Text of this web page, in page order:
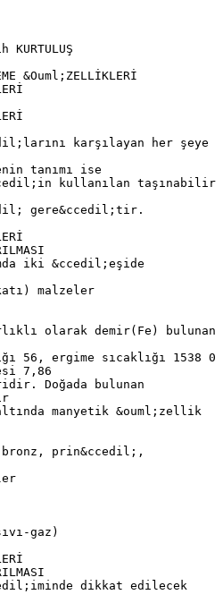
&Ouml;ZELLİKLERİ
karşılayan her şeye
tanımı ise
kullanılan taşınabilir
gere&ccedil;tir.
iki &ccedil;eşide
malzeler
olarak demir(Fe) bulunan
56, ergime sıcaklığı 1538 0
7,86
Doğada bulunan
manyetik &ouml;zellik
bronz, prin&ccedil;,
gaz)
dikkat edilecek